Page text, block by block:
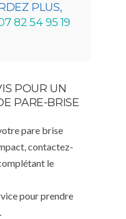
PLUS,
82 54 95 19
POUR UN
PARE-BRISE
pare brise
contactez-
le
pour prendre